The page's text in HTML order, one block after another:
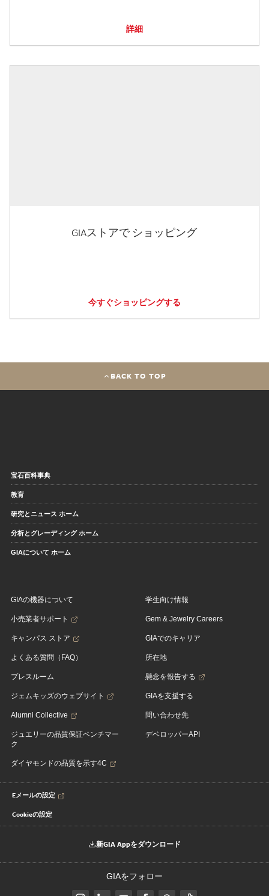
詳細
GIAストアで ショッピング
今すぐショッピングする
BACK TO TOP
宝石百科事典
教育
研究とニュース ホーム
分析とグレーディング ホーム
GIAについて ホーム
GIAの機器について
小売業者サポート
キャンパス ストア
よくある質問（FAQ）
プレスルーム
ジェムキッズのウェブサイト
Alumni Collective
ジュエリーの品質保証ベンチマー
ク
ダイヤモンドの品質を示す4C
学生向け情報
Gem & Jewelry Careers
GIAでのキャリア
所在地
懸念を報告する
GIAを支援する
問い合わせ先
デベロッパーAPI
Eメールの設定
Cookieの設定
新GIA Appをダウンロード
GIAをフォロー